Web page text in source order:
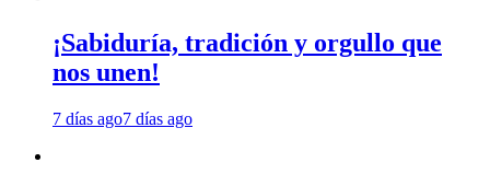
¡Sabiduría, tradición y orgullo que
nos unen!
7 días ago7 días ago